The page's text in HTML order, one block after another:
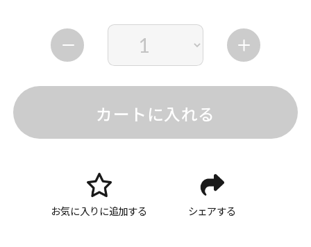
カートに入れる
お気に入りに追加する シェアする